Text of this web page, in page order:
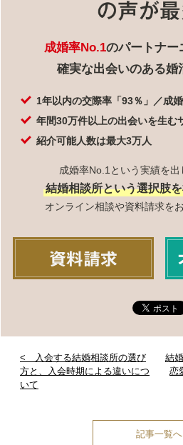
成婚率No.1のパートナー
確実な出会いのある婚
1年以内の交際率「93％」／成婚
年間30万件以上の出会いを生む
紹介可能人数は最大3万人
成婚率No.1という実績を出
結婚相談所という選択肢
オンライン相談や資料請求を
< 入会する結婚相談所の選び
方と、入会時期による違いにつ
いて
結
恋
記事一覧へ